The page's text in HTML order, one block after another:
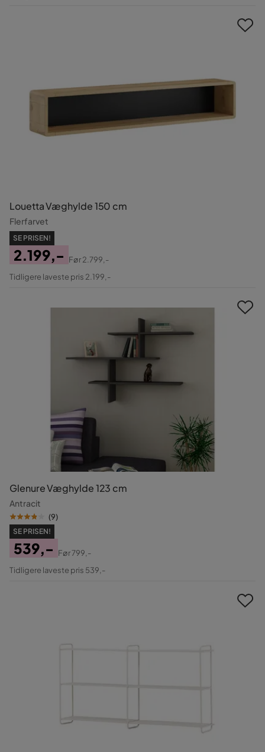
Louetta Væghylde 150 cm
Flerfarvet
SE PRISEN!
Pris
2.199,-
Original
Før2.799,-
Tidligere laveste pris 2.199,-
Glenure Væghylde 123 cm
Antracit
(9)
SE PRISEN!
Pris
539,-
Original
Før799,-
Tidligere laveste pris 539,-